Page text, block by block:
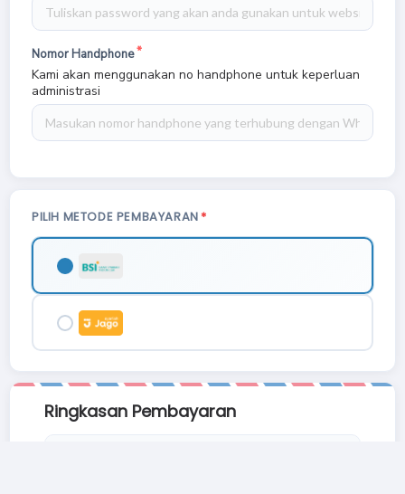
Nomor Handphone
Kami akan menggunakan no handphone untuk keperluan
administrasi
PILIH METODE PEMBAYARAN
Ringkasan Pembayaran